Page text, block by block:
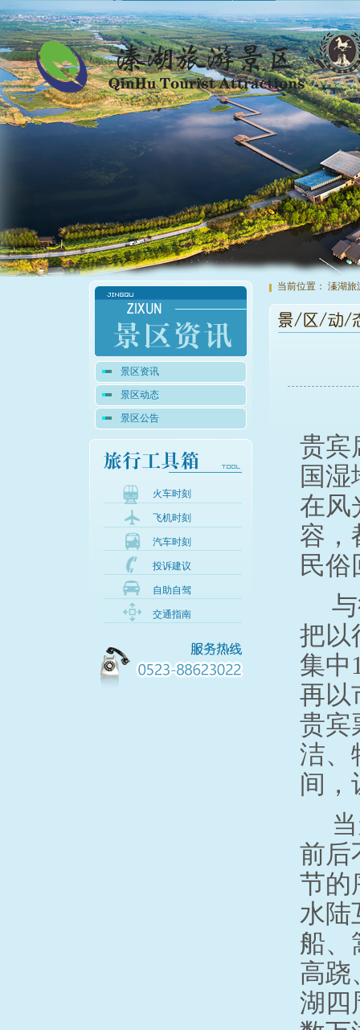
景区资讯
景区动态
景区公告
火车时刻
飞机时刻
汽车时刻
投诉建议
自助自驾
交通指南
当前位置： 溱湖旅
贵宾
国湿
在风
容，
民
把以
集中
再以
贵宾
洁、
间，
前后
节的
水陆
船、
高跷
湖四